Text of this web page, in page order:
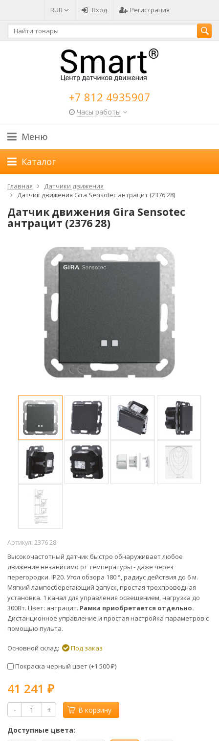
RUB Вход Регистрация
+7 812 4935907
Часы работы
Меню
Каталог
Главная
Датчики движения
Датчик движения Gira Sensotec антрацит (2376 28)
Датчик движения Gira Sensotec
антрацит (2376 28)
Артикул: 2376 28
Высокочастотный датчик быстро обнаруживает любое
движение независимо от температуры - даже через
перегородки. IP20. Угол обзора 180 °, радиус действия до 6 м.
Мягкий лампосберегающий запуск, простая трехпроводная
установка. 1 канал для управления освещением, нагрузка до
300Вт. Цвет: антрацит. Рамка приобретается отдельно.
Дистанционное управление и простая настройка параметров с
помощью пульта.
Основной склад: Под заказ
Покраска черный цвет (+1 500 ₽)
41 241 ₽
- + В корзину
Доступные цвета: